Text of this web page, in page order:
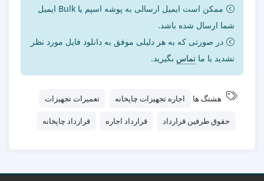
ممکن است ایمیل ارسالی به پوشه اسپم یا Bulk ایمیل
شما ارسال شده باشد.
در صورتی که به هر دلیلی موفق به دانلود فایل مورد نظر
نشدید با ما تماس بگیرید.
هشتگ ها اجاره تجهیزات چاپخانه تعمیرات تجهیزات
حقوق طرفین قرارداد قرارداد اجاره قرارداد چاپخانه